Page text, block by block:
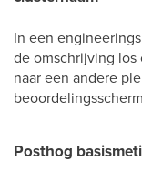
In een
de omschrijving los
naar een andere
Posthog